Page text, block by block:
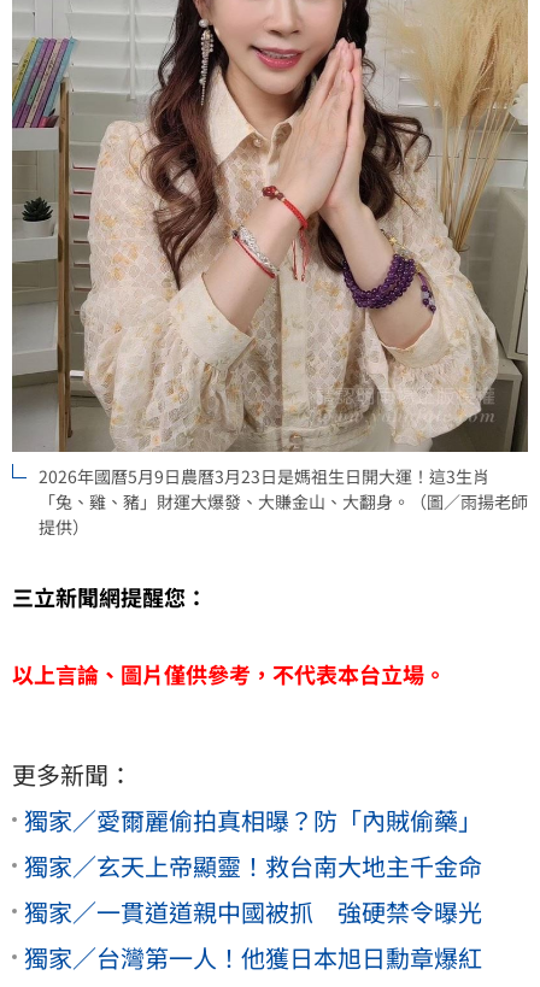
2026年國曆5月9日農曆3月23日是媽祖生日開大運！這3生肖
「兔、雞、豬」財運大爆發、大賺金山、大翻身。（圖／雨揚老師
提供）
三立新聞網提醒您：
以上言論、圖片僅供參考，不代表本台立場。
更多新聞：
獨家／愛爾麗偷拍真相曝？防「內賊偷藥」
獨家／玄天上帝顯靈！救台南大地主千金命
獨家／一貫道道親中國被抓 強硬禁令曝光
獨家／台灣第一人！他獲日本旭日勳章爆紅